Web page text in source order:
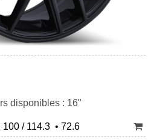
disponibles : 16"
/ 114.3 • 72.6